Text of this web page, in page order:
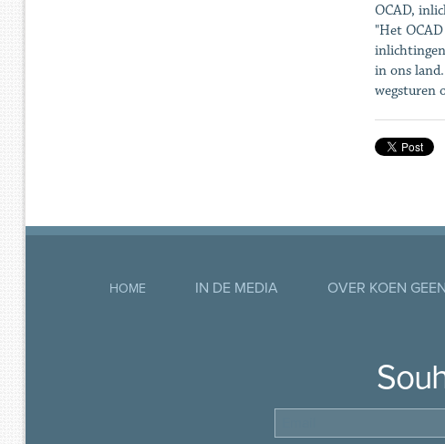
OCAD,
"Het
in ons
wegsturen
HOME IN DE MEDIA OVER KOEN